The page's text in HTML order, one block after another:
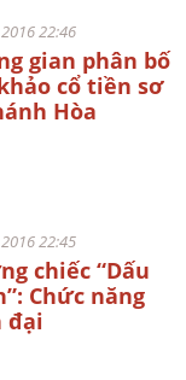
22:46
gian phân bố
cổ tiền sơ
Hòa
22:45
chiếc “Dấu
Chức năng
đại